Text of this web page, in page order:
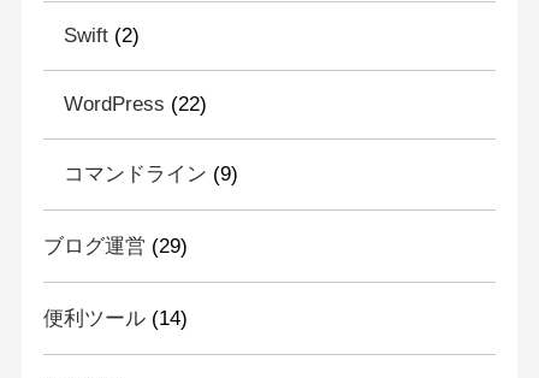
Swift(2)
WordPress (22)
コマンドライン (9)
ブログ運営 (29)
便利ツール(14)